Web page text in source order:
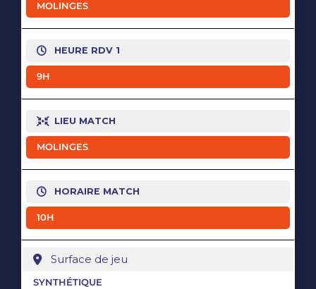
MOLINGES
HEURE RDV 1
9H
LIEU MATCH
MOLINGES
HORAIRE MATCH
10H
Surface de jeu
SYNTHÉTIQUE